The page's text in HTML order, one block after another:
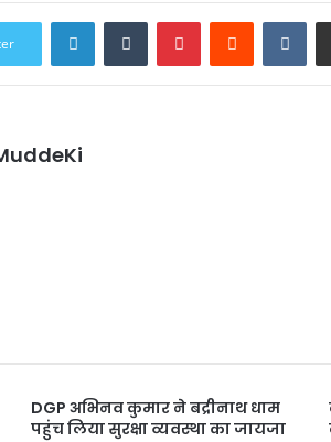
LinkedInTumblr PinterestReddit
DGP अभिनव कुमार ने बद्रीनाथ धाम
पहुंच लिया सुरक्षा व्यवस्था का जायजा